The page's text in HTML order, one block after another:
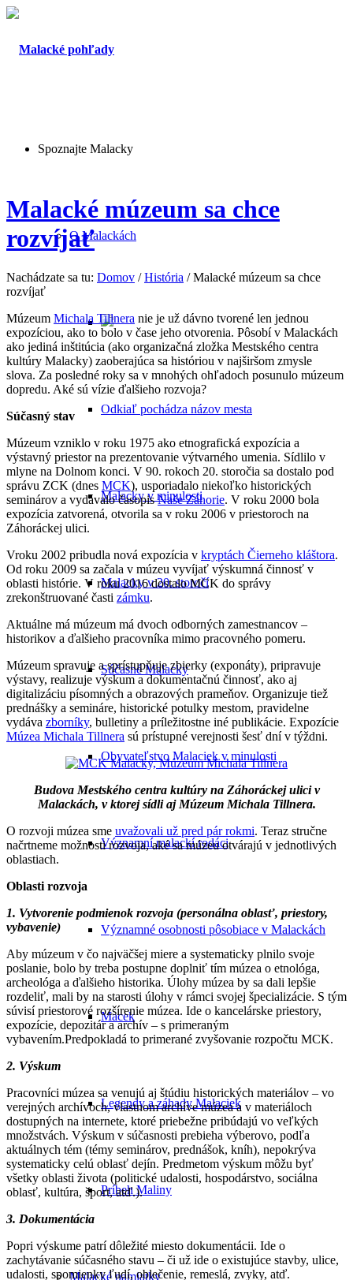
Spoznajte Malacky
O Malackách
Odkiaľ pochádza názov mesta
Malacky v minulosti
Malacky v 20. storočí
Súčasné Malacky
Obyvateľstvo Malaciek v minulosti
Významní malackí rodáci
Významné osobnosti pôsobiace v Malackách
Macek
Legendy a záhady Malaciek
Príbeh Maliny
Malacké pamiatky
Malacké múzeum sa chce
rozvíjať
Nachádzate sa tu: Domov / História / Malacké múzeum sa chce
rozvíjať
Múzeum Michala Tillnera nie je už dávno tvorené len jednou
expozíciou, ako to bolo v čase jeho otvorenia. Pôsobí v Malackách
ako jediná inštitúcia (ako organizačná zložka Mestského centra
kultúry Malacky) zaoberajúca sa históriou v najširšom zmysle
slova. Za posledné roky sa v mnohých ohľadoch posunulo múzeum
dopredu. Aké sú vízie ďalšieho rozvoja?
Súčasný stav
Múzeum vzniklo v roku 1975 ako etnografická expozícia a
výstavný priestor na prezentovanie výtvarného umenia. Sídlilo v
mlyne na Dolnom konci. V 90. rokoch 20. storočia sa dostalo pod
správu ZCK (dnes MCK), usporiadalo niekoľko historických
seminárov a vydávalo časopisNaše Záhorie. V roku 2000 bola
expozícia zatvorená, otvorila sa v roku 2006 v priestoroch na
Záhoráckej ulici.
Vroku 2002 pribudla nová expozícia v kryptách Čierneho kláštora.
Od roku 2009 sa začala v múzeu vyvíjať výskumná činnosť v
oblasti histórie. V roku 2016 dostalo MCK do správy
zrekonštruované časti zámku.
Aktuálne má múzeum má dvoch odborných zamestnancov –
historikov a ďalšieho pracovníka mimo pracovného pomeru.
Múzeum spravuje a sprístupňuje zbierky (exponáty), pripravuje
výstavy, realizuje výskum a dokumentačnú činnosť, ako aj
digitalizáciu písomných a obrazových prameňov. Organizuje tiež
prednášky a semináre, historické potulky mestom, pravidelne
vydáva zborníky, bulletiny a príležitostne iné publikácie. Expozície
Múzea Michala Tillnera sú prístupné verejnosti šesť dní v týždni.
Budova Mestského centra kultúry na Záhoráckej ulici v
Malackách, v ktorej sídli aj Múzeum Michala Tillnera.
O rozvoji múzea sme uvažovali už pred pár rokmi. Teraz stručne
načrtneme možnosti rozvoja, aké sa múzeu otvárajú v jednotlivých
oblastiach.
Oblasti rozvoja
1. Vytvorenie podmienok rozvoja (personálna oblasť, priestory,
vybavenie)
Aby múzeum v čo najväčšej miere a systematicky plnilo svoje
poslanie, bolo by treba postupne doplniť tím múzea o etnológa,
archeológa a ďalšieho historika. Úlohy múzea by sa dali lepšie
rozdeliť, mali by na starosti úlohy v rámci svojej špecializácie. S tým
súvisí priestorové rozšírenie múzea. Ide o kancelárske priestory,
expozície, depozitár a archív – s primeraným
vybavením.Predpokladá to primerané zvyšovanie rozpočtu MCK.
2. Výskum
Pracovníci múzea sa venujú aj štúdiu historických materiálov – vo
verejných archívoch, vlastnom archíve múzea a v materiáloch
dostupných na internete, ktoré priebežne pribúdajú vo veľkých
množstvách. Výskum v súčasnosti prebieha výberovo, podľa
aktuálnych tém (témy seminárov, prednášok, kníh), nepokrýva
systematicky celú oblasť dejín. Predmetom výskum môžu byť
všetky oblasti života (politické udalosti, hospodárstvo, sociálna
oblasť, kultúra, šport, atď.).
3. Dokumentácia
Popri výskume patrí dôležité miesto dokumentácii. Ide o
zachytávanie súčasného stavu – či už ide o existujúce stavby, ulice,
udalosti, spomienky ľudí, oblečenie, remeslá, zvyky, atď.